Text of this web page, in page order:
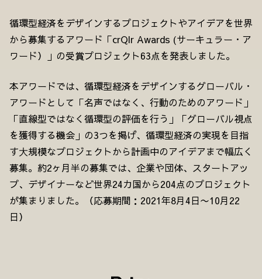
循環型経済をデザインするプロジェクトやアイデアを世界
から募集するアワード「crQlr Awards (サーキュラー・ア
ワード）」の受賞プロジェクト63点を発表しました。
本アワードでは、循環型経済をデザインするグローバル・
アワードとして「名声ではなく、行動のためのアワード」
「直線型ではなく循環型の評価を行う」「グローバル視点
を獲得する機会」の3つを掲げ、循環型経済の実現を目指
す⼤規模なプロジェクトから計画中のアイデアまで幅広く
募集。約2ヶ月半の募集では、企業や団体、スタートアッ
プ、デザイナーなど世界24カ国から204点のプロジェクト
が集まりました。（応募期間：2021年8月4日〜10月22
日）